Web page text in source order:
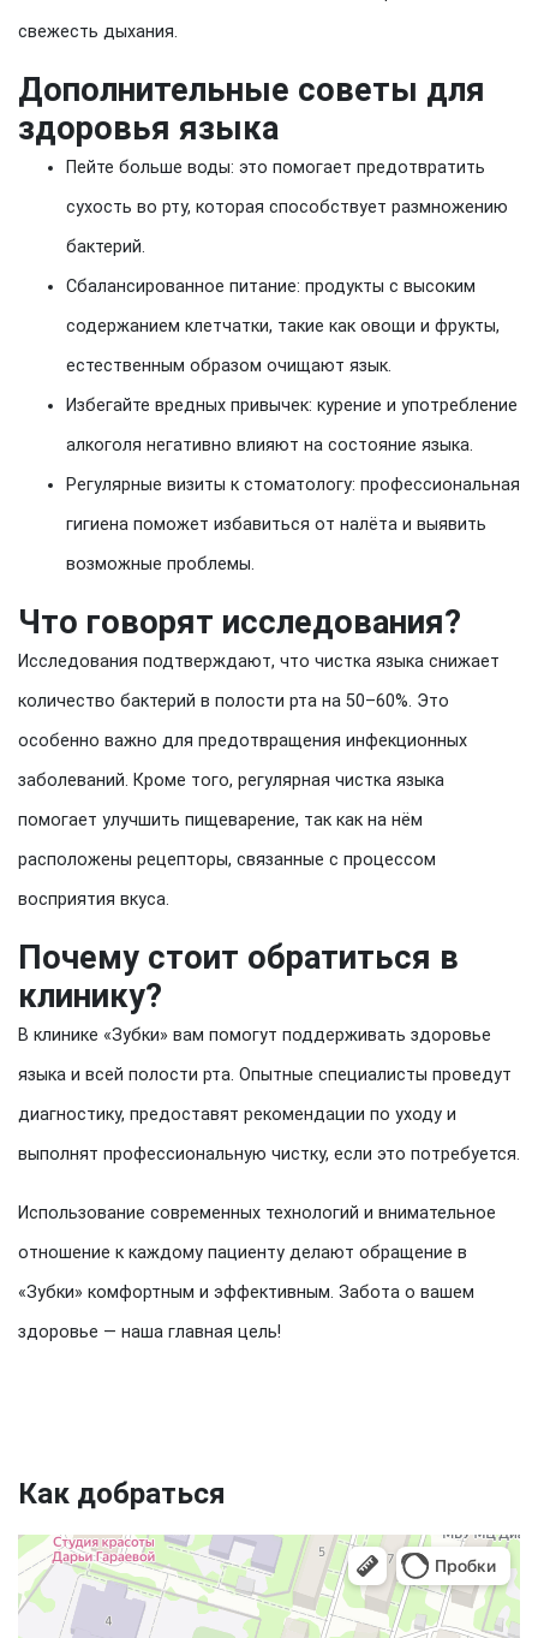
свежесть дыхания.
Дополнительные советы для
здоровья языка
Пейте больше воды: это помогает предотвратить
сухость во рту, которая способствует размножению
бактерий.
Сбалансированное питание: продукты с высоким
содержанием клетчатки, такие как овощи и фрукты,
естественным образом очищают язык.
Избегайте вредных привычек: курение и употребление
алкоголя негативно влияют на состояние языка.
Регулярные визиты к стоматологу: профессиональная
гигиена поможет избавиться от налёта и выявить
возможные проблемы.
Что говорят исследования?
Исследования подтверждают, что чистка языка снижает
количество бактерий в полости рта на 50–60%. Это
особенно важно для предотвращения инфекционных
заболеваний. Кроме того, регулярная чистка языка
помогает улучшить пищеварение, так как на нём
расположены рецепторы, связанные с процессом
восприятия вкуса.
Почему стоит обратиться в
клинику?
В клинике «Зубки» вам помогут поддерживать здоровье
языка и всей полости рта. Опытные специалисты проведут
диагностику, предоставят рекомендации по уходу и
выполнят профессиональную чистку, если это потребуется.
Использование современных технологий и внимательное
отношение к каждому пациенту делают обращение в
«Зубки» комфортным и эффективным. Забота о вашем
здоровье — наша главная цель!
Как добраться